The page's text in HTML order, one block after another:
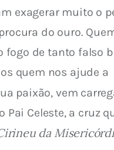
exagerar muito o
do ouro.
fogo de tanto falso
quem nos ajude a
paixão, vem
Celeste, a cruz
da